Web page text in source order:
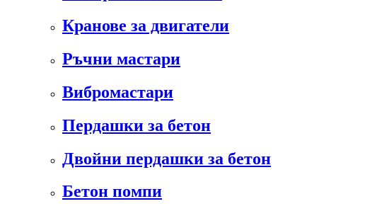
Кранове за двигатели
Ръчни мастари
Вибромастари
Пердашки за бетон
Двойни пердашки за бетон
Бетон помпи